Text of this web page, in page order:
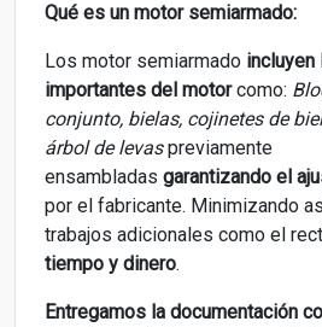
Qué es un motor semiarmado:
Los motor semiarmado
importantes del motorcomo:
conjunto, bielas, cojinetes de
árbol de levaspreviamente
ensambladas garantizando el
por el fabricante. Minimizando
trabajos adicionales como el
tiempo y dinero.
Entregamos la documentación